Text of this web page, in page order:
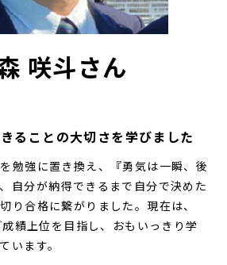
咲斗さん
ることの大切さを学びました
勉強に置き換え、『勇気は一瞬、後
自分が納得できるまで自分で決めた
り合格に繋がりました。現在は、
績上位を目指し、おもいっきり学
います。